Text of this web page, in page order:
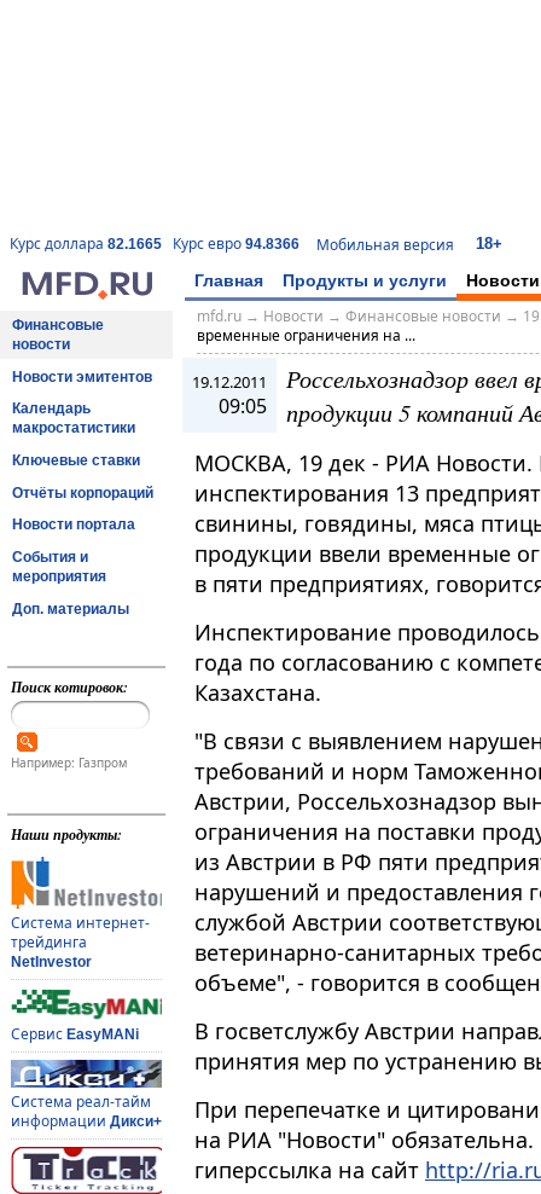
Курс доллара 82.1665 Курс евро 94.8366 Мобильная версия 18+
Главная Продукты и услуги Новости
Финансовые
новости
Новости эмитентов
Календарь
макростатистики
Ключевые ставки
Отчёты корпораций
Новости портала
События и
мероприятия
Доп. материалы
Поиск котировок:
Например: Газпром
Наши продукты:
Система интернет-
трейдинга
NetInvestor
Сервис EasyMANi
Система реал-тайм
информации Дикси+
mfd.ru→ Новости → Финансовые новости →
временные ограничения на ...
19.12.2011
09:05
Россельхознадзор ввел
продукции 5 компаний
МОСКВА, 19 дек - РИА
инспектирования 13
свинины, говядины, мяса
продукции ввели временные
в пяти предприятиях,
Инспектирование
года по согласованию с
Казахстана.
"В связи с выявлением
требований и норм
Австрии, Россельхознадзор
ограничения на поставки
из Австрии в РФ пяти
нарушений и предоставления
службой Австрии
ветеринарно-санитарных
объеме", - говорится в
В госветслужбу Австрии
принятия мер по устранению
При перепечатке и
на РИА "Новости"
гиперссылка на сайт http://